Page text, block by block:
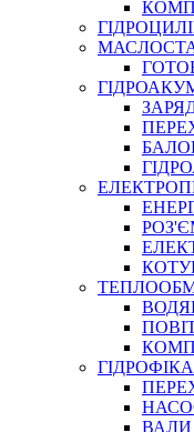
СПЕЦІАЛЬНІ
ГЕРМЕТИКИ
КЛЕЇ, ЦЕМЕНТИ,
РЕМОНТ
БОРЕКС, ЕО
ВАЛИ